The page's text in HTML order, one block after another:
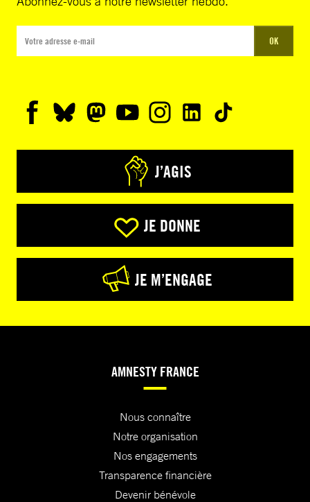
OK
J’AGIS
JE DONNE
JE M’ENGAGE
AMNESTY FRANCE
Nous connaître
Notre organisation
Nos engagements
Transparence financière
Devenir bénévole